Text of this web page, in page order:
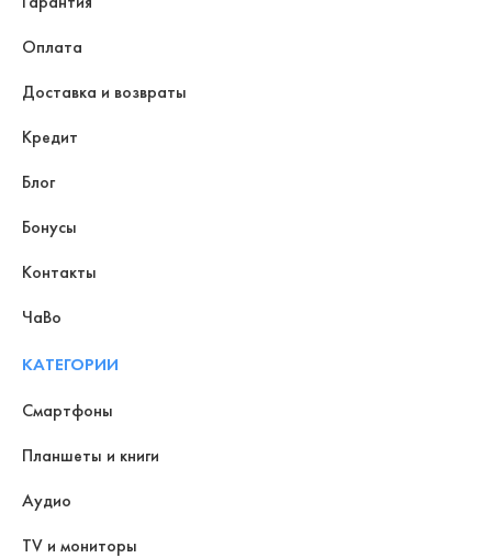
Оплата
Доставка и возвраты
Кредит
Блог
Бонусы
Контакты
ЧаВо
КАТЕГОРИИ
Смартфоны
Планшеты и книги
Аудио
TV и мониторы